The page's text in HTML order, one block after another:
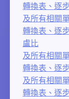
轉換表、逐
及所有相關
轉換表、逐
盧比
及所有相關
轉換表、逐
及所有相關
轉換表、逐